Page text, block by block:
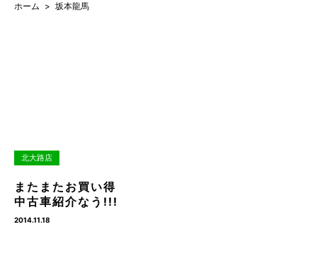
ホーム 坂本龍馬
北大路店
またまたお買い得
中古車紹介なう!!!
2014.11.18